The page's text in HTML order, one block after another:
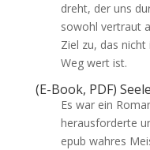
dreht, der uns
sowohl vertraut
Ziel zu, das
Weg wert ist.
(E-Book, PDF)
Es war ein
herausforderte
epub wahres